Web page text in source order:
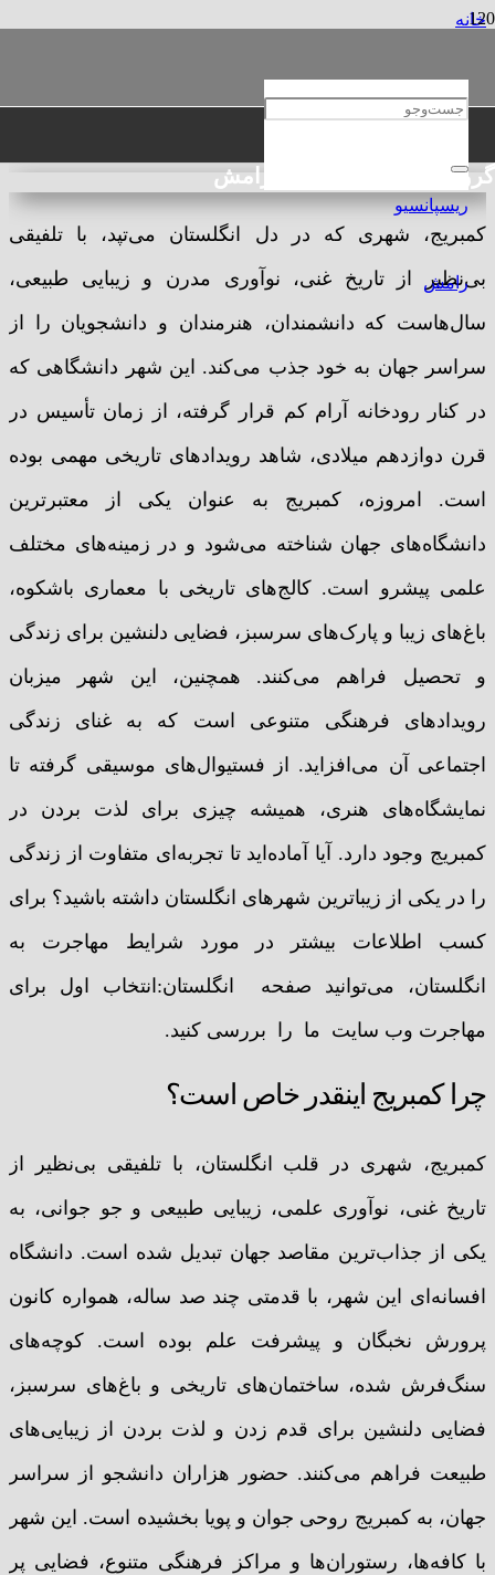
گروه حقوقی و مهاجرتی رامش
خانه
معرفی شهر کمبریج انگلیس
کمبریج، شهری که در دل انگلستان می‌تپد، با تلفیقی
بی‌نظیر از تاریخ غنی، نوآوری مدرن و زیبایی طبیعی،
سال‌هاست که دانشمندان، هنرمندان و دانشجویان را از
سراسر جهان به خود جذب می‌کند. این شهر دانشگاهی که
در کنار رودخانه آرام کم قرار گرفته، از زمان تأسیس در
قرن دوازدهم میلادی، شاهد رویدادهای تاریخی مهمی بوده
است. امروزه، کمبریج به عنوان یکی از معتبرترین
دانشگاه‌های جهان شناخته می‌شود و در زمینه‌های مختلف
علمی پیشرو است. کالج‌های تاریخی با معماری باشکوه،
باغ‌های زیبا و پارک‌های سرسبز، فضایی دلنشین برای زندگی
و تحصیل فراهم می‌کنند. همچنین، این شهر میزبان
رویدادهای فرهنگی متنوعی است که به غنای زندگی
اجتماعی آن می‌افزاید. از فستیوال‌های موسیقی گرفته تا
نمایشگاه‌های هنری، همیشه چیزی برای لذت بردن در
کمبریج وجود دارد. آیا آماده‌اید تا تجربه‌ای متفاوت از زندگی
را در یکی از زیباترین شهرهای انگلستان داشته باشید؟ برای
کسب اطلاعات بیشتر در مورد شرایط مهاجرت به
انگلستان، می‌توانید صفحه انگلستان:انتخاب اول برای
مهاجرت وب سایت ما را بررسی کنید.
چرا کمبریج اینقدر خاص است؟
کمبریج، شهری در قلب انگلستان، با تلفیقی بی‌نظیر از
تاریخ غنی، نوآوری علمی، زیبایی طبیعی و جو جوانی، به
یکی از جذاب‌ترین مقاصد جهان تبدیل شده است. دانشگاه
افسانه‌ای این شهر، با قدمتی چند صد ساله، همواره کانون
پرورش نخبگان و پیشرفت علم بوده است. کوچه‌های
سنگ‌فرش شده، ساختمان‌های تاریخی و باغ‌های سرسبز،
فضایی دلنشین برای قدم زدن و لذت بردن از زیبایی‌های
طبیعت فراهم می‌کنند. حضور هزاران دانشجو از سراسر
جهان، به کمبریج روحی جوان و پویا بخشیده است. این شهر
با کافه‌ها، رستوران‌ها و مراکز فرهنگی متنوع، فضایی پر